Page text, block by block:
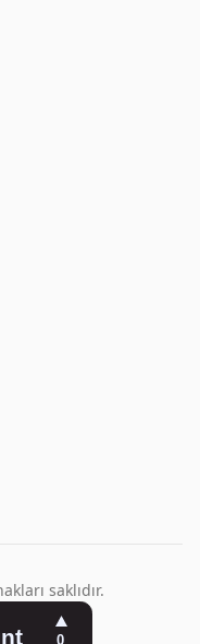
saklıdır.